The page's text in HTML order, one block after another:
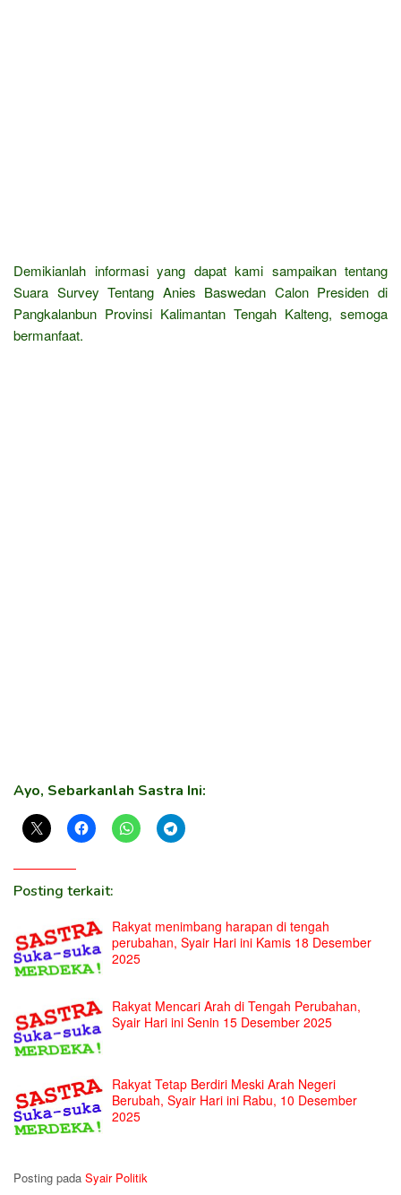
Demikianlah informasi yang dapat kami sampaikan tentang
Suara Survey Tentang Anies Baswedan Calon Presiden di
Pangkalanbun Provinsi Kalimantan Tengah Kalteng, semoga
bermanfaat.
Ayo, Sebarkanlah Sastra Ini:
Posting terkait:
Rakyat menimbang harapan di tengah
perubahan, Syair Hari ini Kamis 18 Desember
2025
Rakyat Mencari Arah di Tengah Perubahan,
Syair Hari ini Senin 15 Desember 2025
Rakyat Tetap Berdiri Meski Arah Negeri
Berubah, Syair Hari ini Rabu, 10 Desember
2025
Posting pada Syair Politik